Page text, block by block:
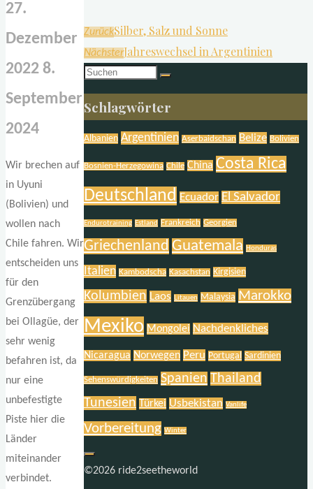
27.
Dezember
2022 8.
September
2024
Wir brechen auf
in Uyuni
(Bolivien) und
wollen nach
Chile fahren. Wir
entscheiden uns
für den
Grenzübergang
bei Ollagüe, der
sehr wenig
befahren ist, da
nur eine
unbefestigte
Piste hier die
Länder
miteinander
verbindet.
ZurückSilber, Salz und Sonne
NächsterJahreswechsel in Argentinien
Suchen
nach:
Schlagwörter
Albanien Argentinien Aserbaidschan Belize Bolivien
Bosnien-Herzegowina Chile China Costa Rica
Deutschland Ecuador El Salvador
Endurotraining Estland Frankreich Georgien
Griechenland Guatemala Honduras
Italien Kambodscha Kasachstan Kirgisien
Kolumbien Laos Litauen Malaysia Marokko
Mexiko Mongolei Nachdenkliches
Nicaragua Norwegen Peru Portugal Sardinien
Sehenswürdigkeiten Spanien Thailand
Tunesien
Türkei Usbekistan Vanlife
Vorbereitung Winter
©2026 ride2seetheworld